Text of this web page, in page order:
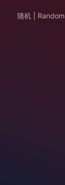
随机 | Random